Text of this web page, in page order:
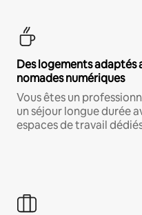
Des logements adaptés
nomades numériques
Vous êtes un
un séjour longue durée
espaces de travail